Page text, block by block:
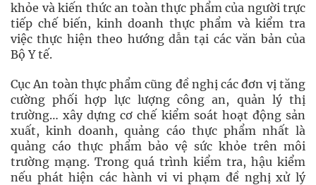
khỏe và kiến thức an toàn thực phẩm của người trực
tiếp chế biến, kinh doanh thực phẩm và kiểm tra
việc thực hiện theo hướng dẫn tại các văn bản của
Bộ Y tế.
Cục An toàn thực phẩm cũng đề nghị các đơn vị tăng
cường phối hợp lực lượng công an, quản lý thị
trường… xây dựng cơ chế kiểm soát hoạt động sản
xuất, kinh doanh, quảng cáo thực phẩm nhất là
quảng cáo thực phẩm bảo vệ sức khỏe trên môi
trường mạng. Trong quá trình kiểm tra, hậu kiểm
nếu phát hiện các hành vi vi phạm đề nghị xử lý